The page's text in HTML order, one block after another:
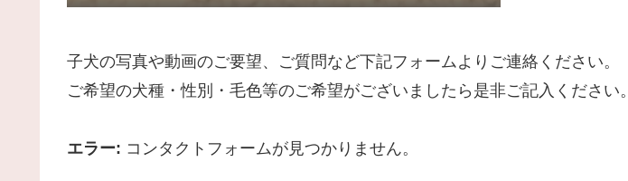
子犬の写真や動画のご要望、ご質問など下記フォームよりご連絡ください。
ご希望の犬種・性別・毛色等のご希望がございましたら是非ご記入ください。
エラー: コンタクトフォームが見つかりません。